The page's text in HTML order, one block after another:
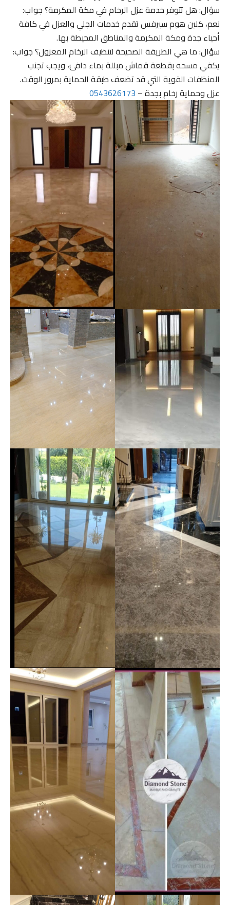
سؤال: هل تتوفر خدمة عزل الرخام في مكة المكرمة؟ جواب:
نعم، كلين هوم سيرفس تقدم خدمات الجلي والعزل في كافة
أحياء جدة ومكة المكرمة والمناطق المحيطة بها.
سؤال: ما هي الطريقة الصحيحة لتنظيف الرخام المعزول؟ جواب:
يكفي مسحه بقطعة قماش مبللة بماء دافئ، ويجب تجنب
المنظفات القوية التي قد تضعف طبقة الحماية بمرور الوقت.
عزل وحماية رخام بجدة –0543626173